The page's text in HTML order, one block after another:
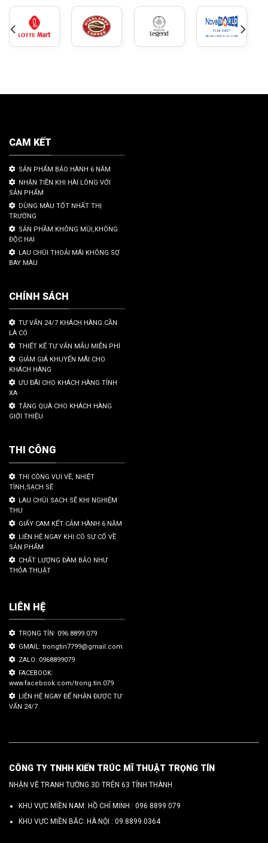
CAM KẾT
SẢN PHẨM BẢO HÀNH 6 NĂM
NHẬN TIỀN KHI HÀI LÒNG VỚI
SẢN PHẨM
DÙNG MÀU TỐT NHẤT THỊ
TRƯỜNG
SẢN PHẦM KHÔNG MÙI,KHÔNG
ĐỘC HẠI
LAU CHÙI THOẢI MÁI KHÔNG SỢ
BAY MÀU
CHÍNH SÁCH
TƯ VẤN 24/7 KHÁCH HÀNG CẦN
LÀ CÓ
THIẾT KẾ TƯ VẤN MẪU MIỄN PHÍ
GIẢM GIÁ KHUYẾN MÃI CHO
KHÁCH HÀNG
ƯU ĐÃI CHO KHÁCH HÀNG TỈNH
XA
TẶNG QUÀ CHO KHÁCH HÀNG
GIỚI THIỆU
THI CÔNG
THI CÔNG VUI VẼ, NHIỆT
TÌNH,SẠCH SẼ
LAU CHÙI SẠCH SẼ KHI NGHIỆM
THU
GIẤY CAM KẾT CẢM HÀNH 6 NĂM
LIÊN HỆ NGAY KHI CÓ SỰ CỐ VỀ
SẢN PHẨM
CHẤT LƯỢNG ĐÀM BẢO NHƯ
THỎA THUẬT
LIÊN HỆ
TRỌNG TÍN: 096.8899.079
GMAIL: trongtin7799@gmail.com
ZALO: 0968899079
FACEBOOK:
www.facebook.com/trong.tin.079
LIÊN HỆ NGAY ĐỂ NHẬN ĐƯỢC TƯ
VẤN 24/7.
CÔNG TY TNHH KIẾN TRÚC MĨ THUẬT TRỌNG TÍN
NHẬN VẼ TRANH TƯỜNG 3D TRÊN 63 TỈNH THÀNH
KHU VỰC MIỀN NAM: HỒ CHÍ MINH : 096 8899 079
KHU VỰC MIỀN BẮC: HÀ NỘI : 09.8899.0364